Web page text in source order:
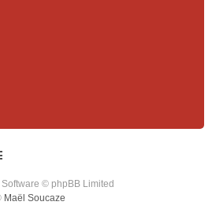
© phpBB Limited
Maël Soucaze